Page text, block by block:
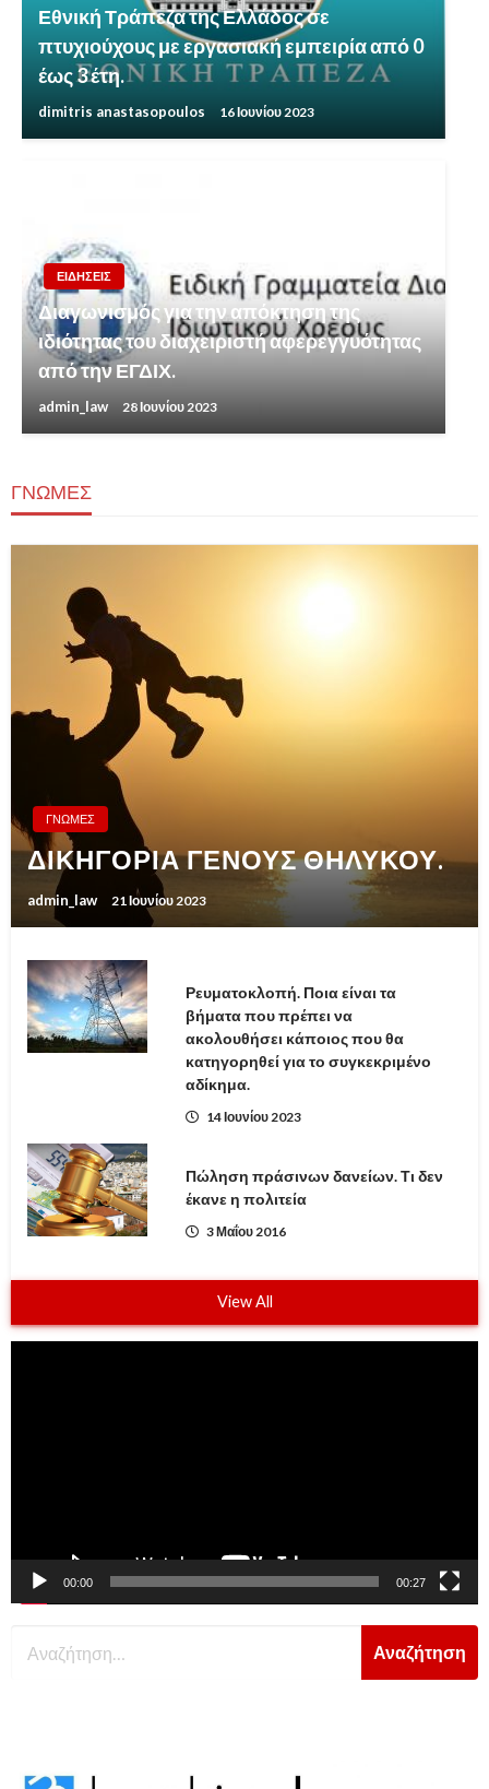
ΓΝΩΜΕΣ
ΓΝΩΜΕΣ
ΔΙΚΗΓΟΡΙΑ ΓΕΝΟΥΣ ΘΗΛΥΚΟΥ.
admin_law 21 Ιουνίου 2023
Ρευματοκλοπή. Ποια είναι τα
βήματα που πρέπει να
ακολουθήσει κάποιος που θα
κατηγορηθεί για το συγκεκριμένο
αδίκημα.
14 Ιουνίου 2023
Πώληση πράσινων δανείων. Τι δεν
έκανε η πολιτεία
3 Μαΐου 2016
View All
00:00 00:27
Εθνική Τράπεζα της Ελλάδος σε
πτυχιούχους με εργασιακή εμπειρία από 0
έως 3 έτη.
dimitris anastasopoulos 16 Ιουνίου 2023
ΕΙΔΗΣΕΙΣ
Διαγωνισμός για την απόκτηση της
ιδιότητας του διαχειριστή αφερεγγυότητας
από την ΕΓΔΙΧ.
admin_law 28 Ιουνίου 2023